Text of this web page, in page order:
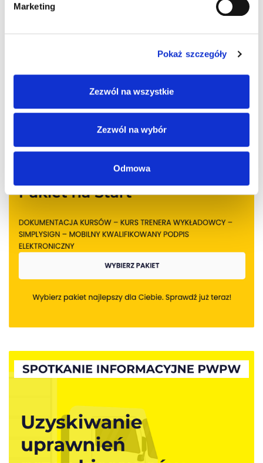
Marketing
Pokaż szczegóły
Zezwól na wszystkie
Zezwól na wybór
Odmowa